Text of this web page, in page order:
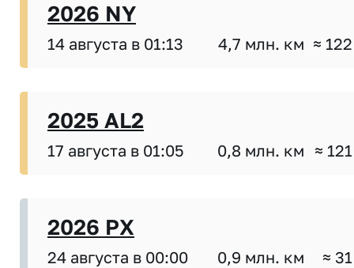
2026 NY
14 августа в 01:13 4,7 млн. км ≈
2025 AL2
17 августа в 01:05 0,8 млн. км ≈
2026 PX
24 августа в 00:00 0,9 млн. км ≈